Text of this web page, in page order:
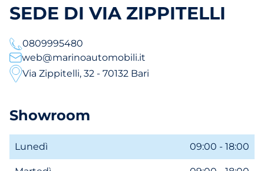
SEDE DI VIA ZIPPITELLI
0809995480
web@marinoautomobili.it
Via Zippitelli, 32 - 70132 Bari
Showroom
Lunedì 09:00 - 18:00